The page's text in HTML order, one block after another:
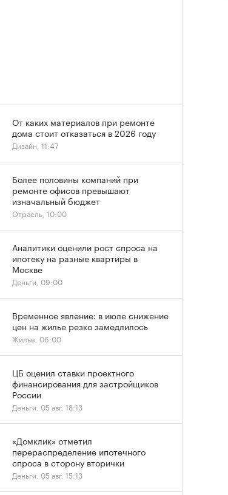
От каких материалов при ремонте
дома стоит отказаться в 2026 году
Дизайн, 11:47
Более половины компаний при
ремонте офисов превышают
изначальный бюджет
Отрасль, 10:00
Аналитики оценили рост спроса на
ипотеку на разные квартиры в
Москве
Деньги, 09:00
Временное явление: в июле снижение
цен на жилье резко замедлилось
Жилье, 06:00
ЦБ оценил ставки проектного
финансирования для застройщиков
России
Деньги, 05 авг, 18:13
«Домклик» отметил
перераспределение ипотечного
спроса в сторону вторички
Деньги, 05 авг, 15:13